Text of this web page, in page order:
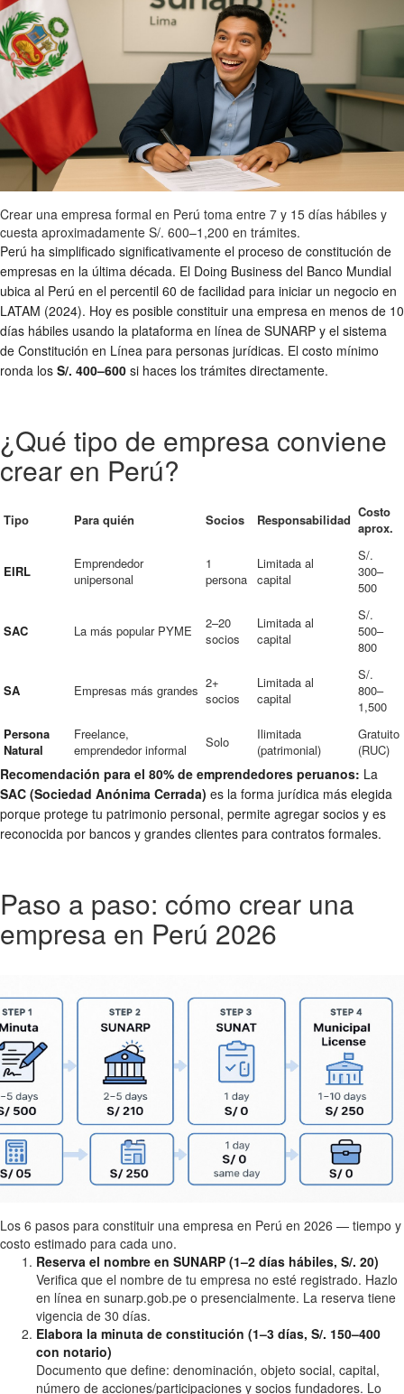
Crear una empresa formal en Perú toma entre 7 y 15 días hábiles y
cuesta aproximadamente S/. 600–1,200 en trámites.
Perú ha simplificado significativamente el proceso de constitución de
empresas en la última década. El Doing Business del Banco Mundial
ubica al Perú en el percentil 60 de facilidad para iniciar un negocio en
LATAM (2024). Hoy es posible constituir una empresa en menos de 10
días hábiles usando la plataforma en línea de SUNARP y el sistema
de Constitución en Línea para personas jurídicas. El costo mínimo
ronda los S/. 400–600 si haces los trámites directamente.
¿Qué tipo de empresa conviene
crear en Perú?
Tipo Para quién Socios Responsabilidad Costo
aprox.
EIRL
Emprendedor
unipersonal
1
persona
Limitada al
capital
S/.
300–
500
SAC La más popular PYME
2–20
socios
Limitada al
capital
S/.
500–
800
SA Empresas más grandes 2+
socios
Limitada al
capital
S/.
800–
1,500
Persona
Natural
Freelance,
emprendedor informal
Solo
Ilimitada
(patrimonial)
Gratuito
(RUC)
Recomendación para el 80% de emprendedores peruanos: La
SAC (Sociedad Anónima Cerrada) es la forma jurídica más elegida
porque protege tu patrimonio personal, permite agregar socios y es
reconocida por bancos y grandes clientes para contratos formales.
Paso a paso: cómo crear una
empresa en Perú 2026
Los 6 pasos para constituir una empresa en Perú en 2026 — tiempo y
costo estimado para cada uno.
Reserva el nombre en SUNARP (1–2 días hábiles, S/. 20)
Verifica que el nombre de tu empresa no esté registrado. Hazlo
en línea en sunarp.gob.pe o presencialmente. La reserva tiene
vigencia de 30 días.
Elabora la minuta de constitución (1–3 días, S/. 150–400
con notario)
Documento que define: denominación, objeto social, capital,
número de acciones/participaciones y socios fundadores. Lo